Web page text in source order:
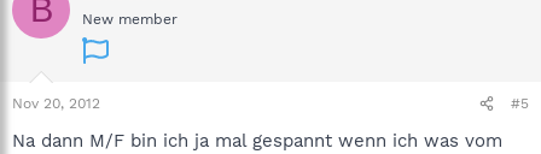
B New member
Nov 20, 2012 #5
Na dann M/F bin ich ja mal gespannt wenn ich was vom